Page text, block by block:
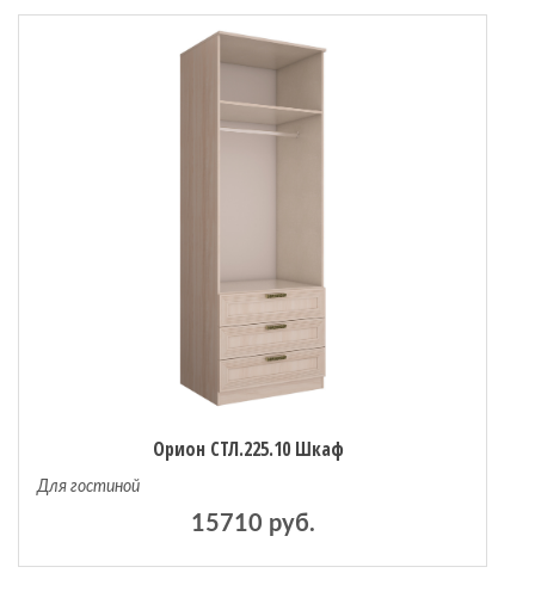
Орион СТЛ.225.10 Шкаф
Для гостиной
15710 руб.